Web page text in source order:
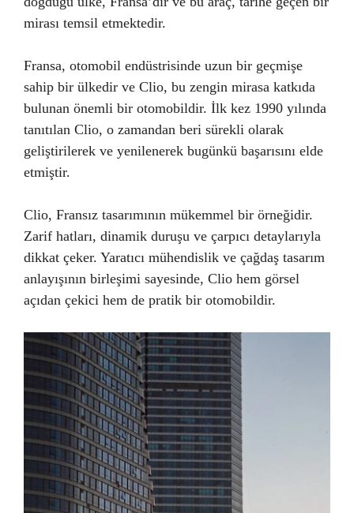
mirası temsil etmektedir.
Fransa, otomobil endüstrisinde uzun bir geçmişe
sahip bir ülkedir ve Clio, bu zengin mirasa katkıda
bulunan önemli bir otomobildir. İlk kez 1990 yılında
tanıtılan Clio, o zamandan beri sürekli olarak
geliştirilerek ve yenilenerek bugünkü başarısını elde
etmiştir.
Clio, Fransız tasarımının mükemmel bir örneğidir.
Zarif hatları, dinamik duruşu ve çarpıcı detaylarıyla
dikkat çeker. Yaratıcı mühendislik ve çağdaş tasarım
anlayışının birleşimi sayesinde, Clio hem görsel
açıdan çekici hem de pratik bir otomobildir.